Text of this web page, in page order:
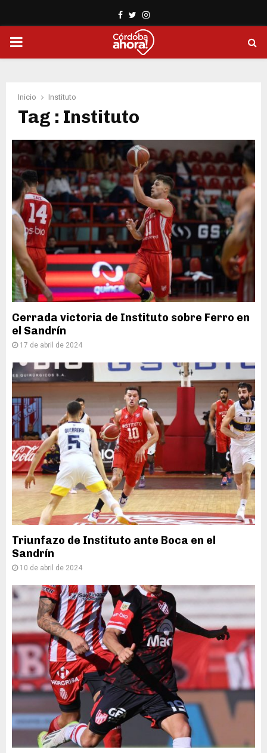
Facebook
TwitterInstagram
PRIMARY
Inicio Instituto
Tag : Instituto
Cerrada victoria de Instituto sobre Ferro en
el Sandrín
17 de abril de 2024
Triunfazo de Instituto ante Boca en el
Sandrín
10 de abril de 2024